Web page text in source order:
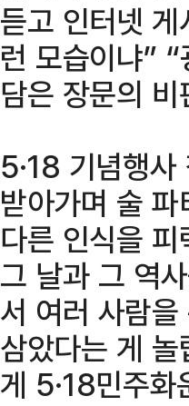
듣고 인터넷
런 모습이냐”
담은 장문의
5·18 기념행
받아가며 술
다른 인식을
그 날과 그 역
서 여러 사람
삼았다는 게
게 5·18민주화